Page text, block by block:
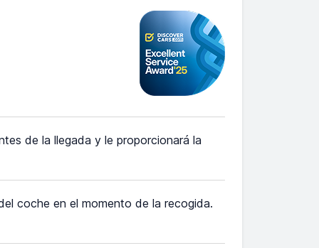
de la llegada y le proporcionará la
coche en el momento de la recogida.